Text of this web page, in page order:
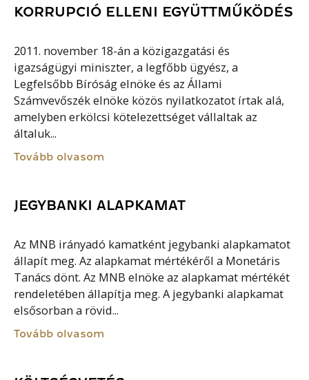
KORRUPCIÓ ELLENI EGYÜTTMŰKÖDÉS
2011. november 18-án a közigazgatási és
igazságügyi miniszter, a legfőbb ügyész, a
Legfelsőbb Bíróság elnöke és az Állami
Számvevőszék elnöke közös nyilatkozatot írtak alá,
amelyben erkölcsi kötelezettséget vállaltak az
általuk...
Tovább olvasom
JEGYBANKI ALAPKAMAT
Az MNB irányadó kamatként jegybanki alapkamatot
állapít meg. Az alapkamat mértékéről a Monetáris
Tanács dönt. Az MNB elnöke az alapkamat mértékét
rendeletében állapítja meg. A jegybanki alapkamat
elsősorban a rövid...
Tovább olvasom